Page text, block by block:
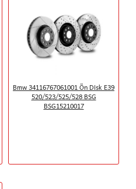
Bmw 34116767061001 Ön Disk E39
520/523/525/528 BSG
BSG15210017